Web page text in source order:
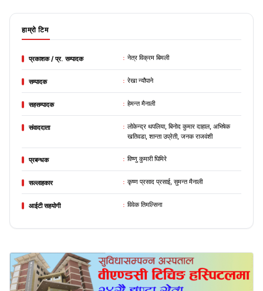
हाम्रो टिम
प्रकाशक / प्र. सम्पादक : नेत्र विक्रम बिमली
सम्पादक : रेखा न्यौपाने
सहसम्पादक : हेमन्त मैनाली
संवाददाता : लोकेन्द्र थपलिया, बिनोद कुमार दाहाल, अभिषेक
खतिवडा, शान्ता उप्रेती, जनक राजवंशी
प्रबन्धक : विष्णु कुमारी घिमिरे
सल्लाहकार : कृष्ण प्रसाद प्रसाई, सुमन्त मैनाली
आईटी सहयोगी : विवेक तिमल्सिना